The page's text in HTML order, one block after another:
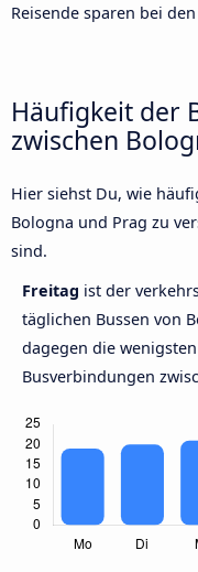
Reisende sparen bei
Häufigkeit der
zwischen
Hier siehst Du, wie
Bologna und Prag zu
sind.
Freitag ist der
täglichen Bussen von
dagegen die
Busverbindungen